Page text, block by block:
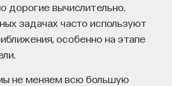
дорогие вычислительно.
задачах часто используют
особенно на этапе
не меняем всю большую